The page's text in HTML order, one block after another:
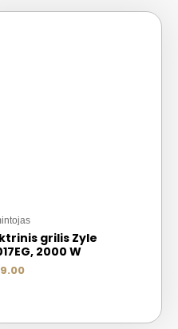
grilis Zyle
2000 W